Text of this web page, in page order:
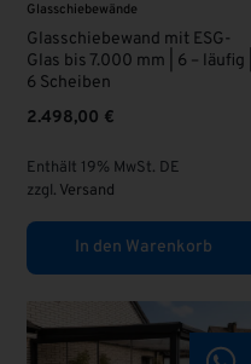
Glasschiebewände
Glasschiebewand mit ESG-
Glas bis 7.000 mm | 6 – läufig |
6 Scheiben
2.498,00 €
Enthält 19% MwSt. DE
zzgl. Versand
In den Warenkorb